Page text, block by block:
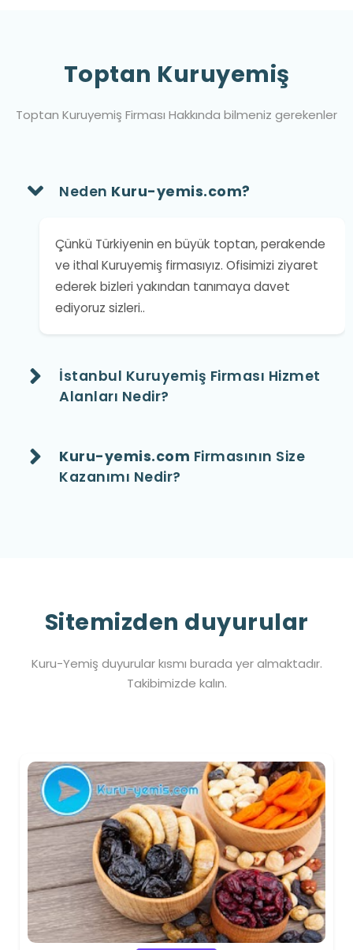
Toptan Kuruyemiş
Toptan Kuruyemiş Firması Hakkında bilmeniz gerekenler
Neden Kuru-yemis.com?
Çünkü Türkiyenin en büyük toptan, perakende
ve ithal Kuruyemiş firmasıyız. Ofisimizi ziyaret
ederek bizleri yakından tanımaya davet
ediyoruz sizleri..
İstanbul Kuruyemiş Firması Hizmet
Alanları Nedir?
Kuru-yemis.com Firmasının Size
Kazanımı Nedir?
Sitemizden duyurular
Kuru-Yemiş duyurular kısmı burada yer almaktadır.
Takibimizde kalın.